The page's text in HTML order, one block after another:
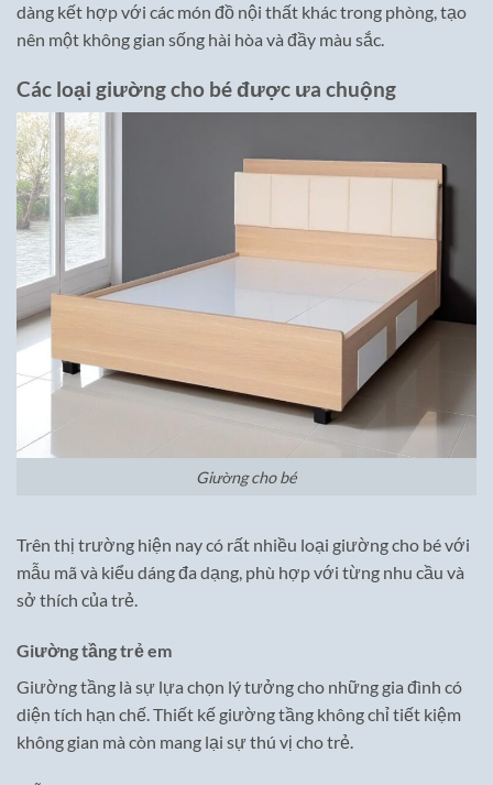
dàng kết hợp với các món đồ nội thất khác trong phòng, tạo
nên một không gian sống hài hòa và đầy màu sắc.
Các loại giường cho bé được ưa chuộng
Giường cho bé
Trên thị trường hiện nay có rất nhiều loại giường cho bé với
mẫu mã và kiểu dáng đa dạng, phù hợp với từng nhu cầu và
sở thích của trẻ.
Giường tầng trẻ em
Giường tầng là sự lựa chọn lý tưởng cho những gia đình có
diện tích hạn chế. Thiết kế giường tầng không chỉ tiết kiệm
không gian mà còn mang lại sự thú vị cho trẻ.